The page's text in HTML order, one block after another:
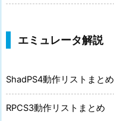
エミュレータ解説
ShadPS4動作リストまとめ
RPCS3動作リストまとめ